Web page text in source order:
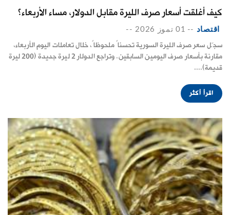
كيف أغلقت أسعار صرف الليرة مقابل الدولار، مساء الأربعاء؟
اقتصاد -- 01 تموز 2026 --
سجّل سعر صرف الليرة السورية تحسناً ملحوظاً، خلال تعاملات اليوم الأربعاء،
مقارنة بأسعار صرف اليومين السابقين. وتراجع الدولار 2 ليرة جديدة (200 ليرة
قديمة)....
اقرأ أكثر